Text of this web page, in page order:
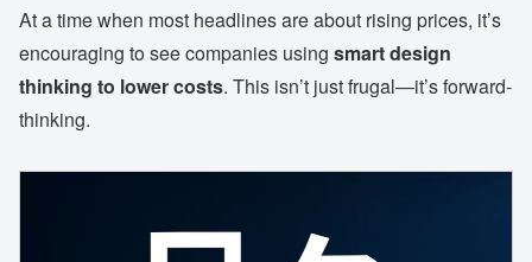
At a time when most headlines are about rising prices, it’s
encouraging to see companies using smart design
thinking to lower costs. This isn’t just frugal—it’s forward-
thinking.